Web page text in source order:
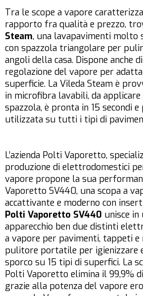
Tra le scope a vapore
rapporto fra qualità e prezzo,
Steam, una lavapavimenti molto
con spazzola triangolare per
angoli della casa. Dispone anche
regolazione del vapore per
superficie. La Vileda Steam è
in microfibra lavabili, da
spazzola, è pronta in 15 secondi e
utilizzata su tutti i tipi di
L’azienda Polti Vaporetto,
produzione di elettrodomestici
vapore propone la sua
Vaporetto SV440, una scopa a
accattivante e moderno con
Polti Vaporetto SV440 unisce in
apparecchio ben due distinti
a vapore per pavimenti, tappeti e
pulitore portatile per igienizzare
sporco su 15 tipi di superfici. La
Polti Vaporetto elimina il 99,9%
grazie alla potenza del vapore